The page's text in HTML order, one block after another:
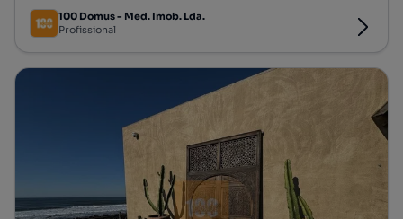
100 Domus - Med. Imob. Lda.
Profissional